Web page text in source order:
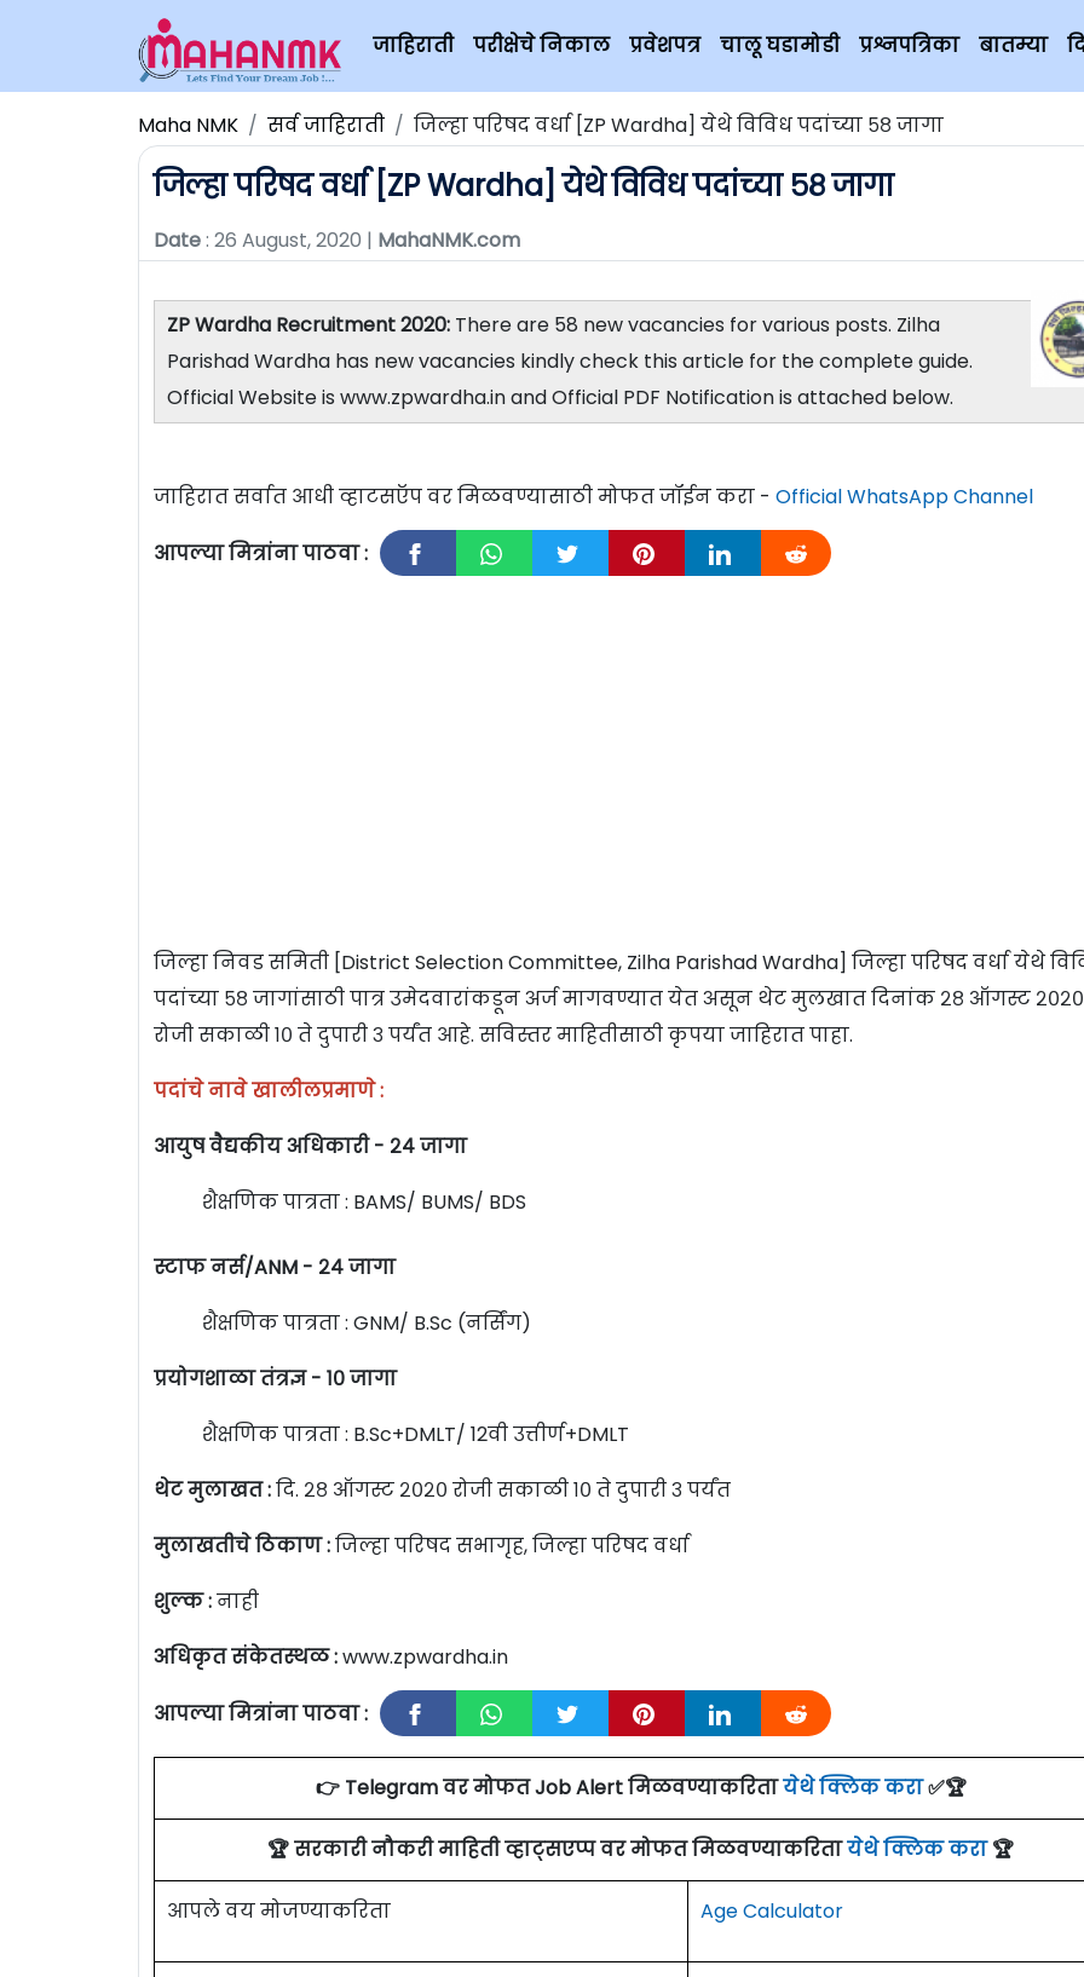
जाहिराती परीक्षेचे निकाल प्रवेशपत्र चालू घडामोडी प्रश्नपत्रिका बातम्या
Maha NMK सर्व जाहिराती जिल्हा परिषद वर्धा [ZP Wardha] येथे विविध पदांच्या ५८ जागा
जिल्हा परिषद वर्धा [ZP Wardha] येथे विविध पदांच्या ५८ जागा
Date: 26 August, 2020 | MahaNMK.com
ZP Wardha Recruitment 2020: There are 58 new vacancies for various posts. Zilha
Parishad Wardha has new vacancies kindly check this article for the complete guide.
Official Website is www.zpwardha.in and Official PDF Notification is attached below.
जाहिरात सर्वात आधी व्हाटसऍप वर मिळवण्यासाठी मोफत जॉईन करा - Official WhatsApp Channel
आपल्या मित्रांना पाठवा :
जिल्हा निवड समिती [District Selection Committee, Zilha Parishad Wardha] जिल्हा परिषद वर्धा येथे
पदांच्या ५८ जागांसाठी पात्र उमेदवारांकडून अर्ज मागवण्यात येत असून थेट मुलखात दिनांक २८ ऑगस्ट २०२०
रोजी सकाळी १० ते दुपारी ३ पर्यंत आहे. सविस्तर माहितीसाठी कृपया जाहिरात पाहा.
पदांचे नावे खालीलप्रमाणे :
आयुष वैद्यकीय अधिकारी - २४ जागा
शैक्षणिक पात्रता : BAMS/ BUMS/ BDS
स्टाफ नर्स/ANM - २४ जागा
शैक्षणिक पात्रता : GNM/ B.Sc (नर्सिंग)
प्रयोगशाळा तंत्रज्ञ - १० जागा
शैक्षणिक पात्रता : B.Sc+DMLT/ 12वी उत्तीर्ण+DMLT
थेट मुलाखत :दि. २८ ऑगस्ट २०२० रोजी सकाळी १० ते दुपारी ३ पर्यंत
मुलाखतीचे ठिकाण :जिल्हा परिषद सभागृह, जिल्हा परिषद वर्धा
शुल्क :नाही
अधिकृत संकेतस्थळ :www.zpwardha.in
आपल्या मित्रांना पाठवा :
👉 Telegram वर मोफत Job Alert मिळवण्याकरितायेथे क्लिक करा✅🏆
🏆 सरकारी नौकरी माहिती व्हाट्सएप्प वर मोफत मिळवण्याकरितायेथे क्लिक करा🏆
आपले वय मोजण्याकरिता Age Calculator